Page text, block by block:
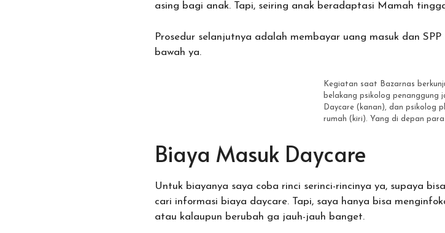
asing bagi anak. Tapi, seiring anak beradaptasi Mamah
Prosedur selanjutnya adalah membayar uang masuk dan
bawah ya.
Kegiatan saat Bazarnas
belakang psikolog penanggung
Daycare (kanan), dan psikolog
rumah (kiri). Yang di depan para
Biaya Masuk Daycare
Untuk biayanya saya coba rinci serinci-rincinya ya, supaya
cari informasi biaya daycare. Tapi, saya hanya bisa
atau kalaupun berubah ga jauh-jauh banget.